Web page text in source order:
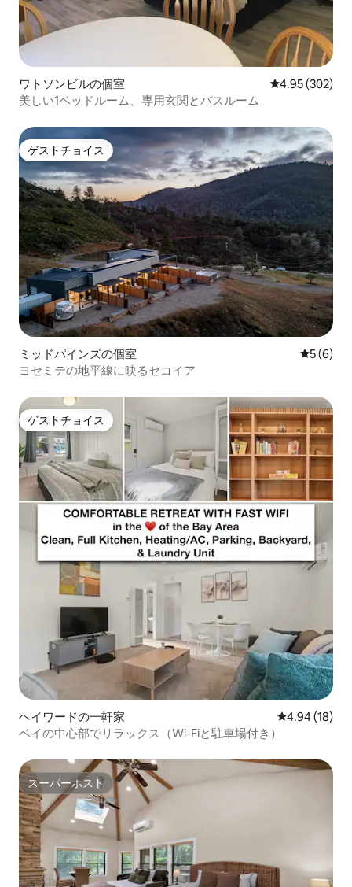
ワトソンビルの個室 レビュー302
4.95 (302)
美しい1ベッドルーム、専用玄関とバスルーム
ゲストチョイス
ゲストチョイス
ミッドパインズの個室 レビュー
5 (6)
ヨセミテの地平線に映るセコイア
ゲストチョイス
ゲストチョイス
ヘイワードの一軒家 レビュー18
4.94 (18)
ベイの中心部でリラックス（Wi-Fiと駐車場付き）
スーパーホスト
スーパーホスト